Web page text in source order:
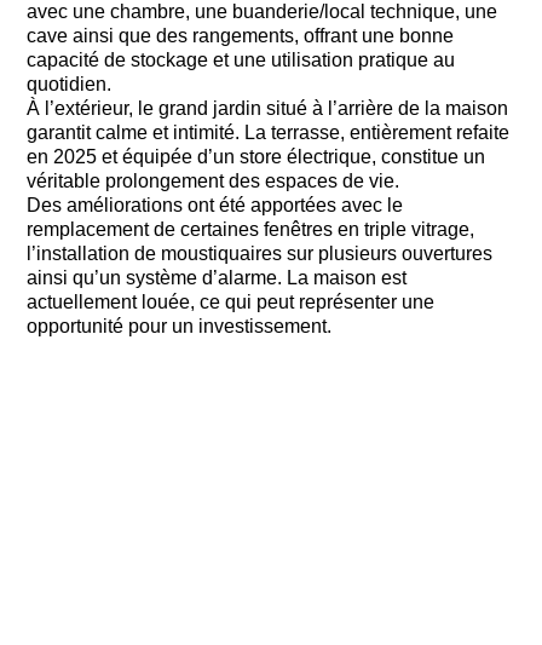
avec une chambre, une buanderie/local technique, une
cave ainsi que des rangements, offrant une bonne
capacité de stockage et une utilisation pratique au
quotidien.
À l’extérieur, le grand jardin situé à l’arrière de la maison
garantit calme et intimité. La terrasse, entièrement refaite
en 2025 et équipée d’un store électrique, constitue un
véritable prolongement des espaces de vie.
Des améliorations ont été apportées avec le
remplacement de certaines fenêtres en triple vitrage,
l’installation de moustiquaires sur plusieurs ouvertures
ainsi qu’un système d’alarme. La maison est
actuellement louée, ce qui peut représenter une
opportunité pour un investissement.